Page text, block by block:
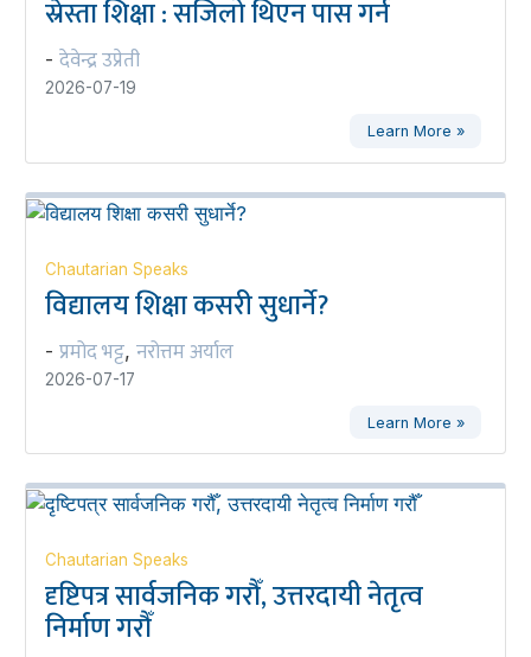
स्रेस्ता शिक्षा : सजिलो थिएन पास गर्न
- देवेन्द्र उप्रेती
2026-07-19
Learn More »
Chautarian Speaks
विद्यालय शिक्षा कसरी सुधार्ने?
- प्रमोद भट्ट, नरोत्तम अर्याल
2026-07-17
Learn More »
Chautarian Speaks
दृष्टिपत्र सार्वजनिक गरौँ, उत्तरदायी नेतृत्व
निर्माण गरौँ